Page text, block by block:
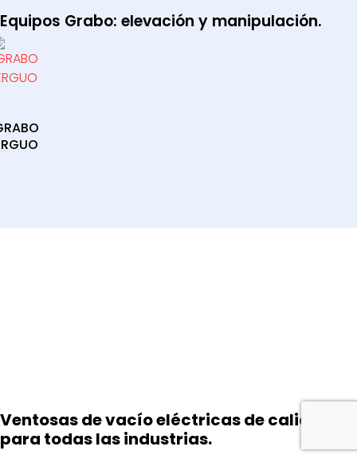
Equipos Grabo: elevación y manipulación.
Ventosas de vacío eléctricas de calidad
para todas las industrias.